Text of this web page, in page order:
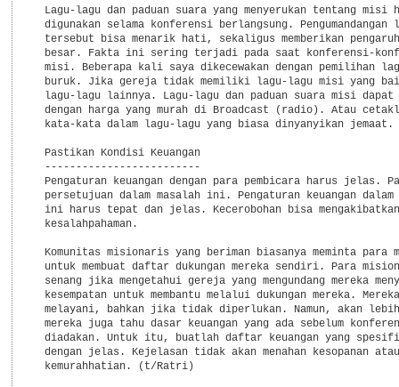
Lagu-lagu dan paduan suara yang menyerukan tentang misi
digunakan selama konferensi berlangsung. Pengumandangan
tersebut bisa menarik hati, sekaligus memberikan
besar. Fakta ini sering terjadi pada saat konferensi-
misi. Beberapa kali saya dikecewakan dengan pemilihan
buruk. Jika gereja tidak memiliki lagu-lagu misi yang
lagu-lagu lainnya. Lagu-lagu dan paduan suara misi dapat
dengan harga yang murah di Broadcast (radio). Atau
  kata-kata dalam lagu-lagu yang biasa dinyanyikan jemaat.
  Pastikan Kondisi Keuangan
  -------------------------
Pengaturan keuangan dengan para pembicara harus jelas.
persetujuan dalam masalah ini. Pengaturan keuangan dalam
  ini harus tepat dan jelas. Kecerobohan bisa mengakibatkan
  kesalahpahaman.
Komunitas misionaris yang beriman biasanya meminta para
untuk membuat daftar dukungan mereka sendiri. Para
senang jika mengetahui gereja yang mengundang mereka
kesempatan untuk membantu melalui dukungan mereka.
melayani, bahkan jika tidak diperlukan. Namun, akan
mereka juga tahu dasar keuangan yang ada sebelum
diadakan. Untuk itu, buatlah daftar keuangan yang
  dengan jelas. Kejelasan tidak akan menahan kesopanan atau
  kemurahhatian. (t/Ratri)